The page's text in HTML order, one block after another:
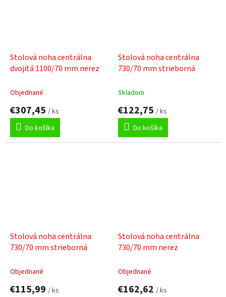
Stolová noha centrálna
dvojitá 1100/70 mm nerez
Objednané
€307,45 / ks
Do košíka
Stolová noha centrálna
730/70 mm strieborná
Skladom
€122,75 / ks
Do košíka
Stolová noha centrálna
730/70 mm strieborná
Objednané
€115,99 / ks
Stolová noha centrálna
730/70 mm nerez
Objednané
€162,62 / ks